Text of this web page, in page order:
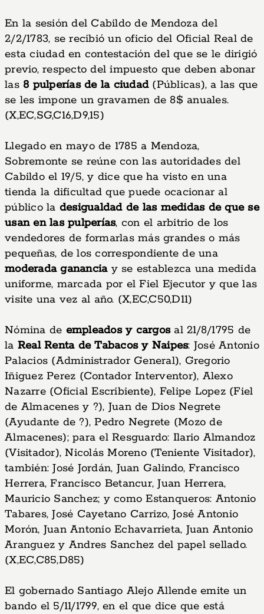
En la sesión del Cabildo de Mendoza del
2/2/1783, se recibió un oficio del Oficial Real de
esta ciudad en contestación del que se le dirigió
previo, respecto del impuesto que deben abonar
las 8 pulperías de la ciudad(Públicas), a las que
se les impone un gravamen de 8$ anuales.
(X,EC,SG,C16,D9,15)
Llegado en mayo de 1785 a Mendoza,
Sobremonte se reúne con las autoridades del
Cabildo el 19/5, y dice que ha visto en una
tienda la dificultad que puede ocacionar al
público la desigualdad de las medidas de que se
usan en las pulperías, con el arbitrio de los
vendedores de formarlas más grandes o más
pequeñas, de los correspondiente de una
moderada gananciay se establezca una medida
uniforme, marcada por el Fiel Ejecutor y que las
visite una vez al año. (X,EC,C50,D11)
Nómina de empleados y cargosal 21/8/1795 de
la Real Renta de Tabacos y Naipes: José Antonio
Palacios (Administrador General), Gregorio
Iñiguez Perez (Contador Interventor), Alexo
Nazarre (Oficial Escribiente), Felipe Lopez (Fiel
de Almacenes y ?), Juan de Dios Negrete
(Ayudante de ?), Pedro Negrete (Mozo de
Almacenes); para el Resguardo: Ilario Almandoz
(Visitador), Nicolás Moreno (Teniente Visitador),
también: José Jordán, Juan Galindo, Francisco
Herrera, Francisco Betancur, Juan Herrera,
Mauricio Sanchez; y como Estanqueros: Antonio
Tabares, José Cayetano Carrizo, José Antonio
Morón, Juan Antonio Echavarrieta, Juan Antonio
Aranguez y Andres Sanchez del papel sellado.
(X,EC,C85,D85)
El gobernado Santiago Alejo Allende emite un
bando el 5/11/1799, en el que dice que está